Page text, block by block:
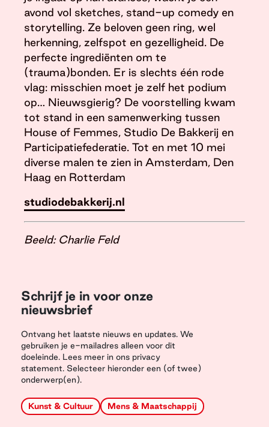
avond vol sketches, stand-up comedy en
storytelling. Ze beloven geen ring, wel
herkenning, zelfspot en gezelligheid. De
perfecte ingrediënten om te
(trauma)bonden. Er is slechts één rode
vlag: misschien moet je zelf het podium
op… Nieuwsgierig? De voorstelling kwam
tot stand in een samenwerking tussen
House of Femmes, Studio De Bakkerij en
Participatiefederatie. Tot en met 10 mei
diverse malen te zien in Amsterdam, Den
Haag en Rotterdam
studiodebakkerij.nl
Beeld: Charlie Feld
Schrijf je in voor onze
nieuwsbrief
Ontvang het laatste nieuws en updates. We
gebruiken je e-mailadres alleen voor dit
doeleinde. Lees meer in ons privacy
statement. Selecteer hieronder een (of twee)
onderwerp(en).
Kunst & Cultuur Mens & Maatschappij